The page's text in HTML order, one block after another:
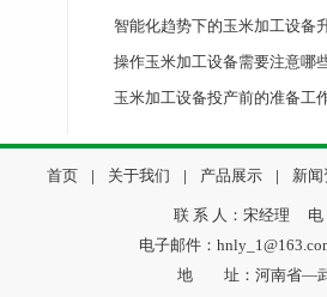
智能化趋势下的玉米加工设备
操作玉米加工设备需要注意哪
玉米加工设备投产前的准备工
首页 | 关于我们 | 产品展示 | 新
联 系 人：宋经理 电
电子邮件：
地 址：河南省—武